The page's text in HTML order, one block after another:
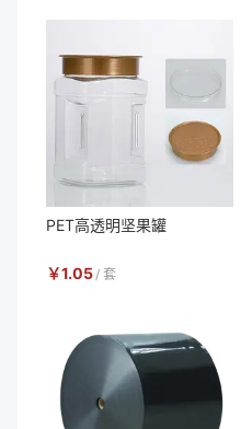
PET高透明坚果罐
￥1.05/ 套